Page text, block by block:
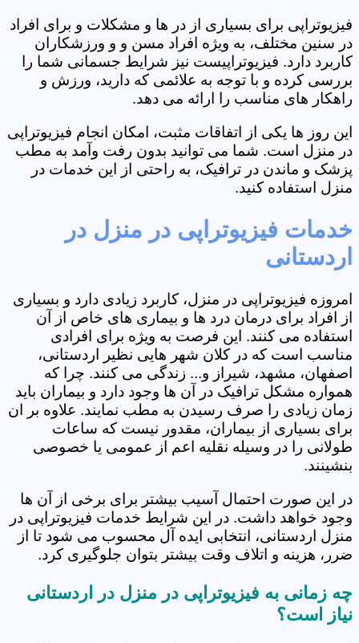
فیزیوتراپی برای بسیاری از در ها و مشکلات و برای افراد
در سنین مختلف، به ویژه افراد مسن و و ورزشکاران
کاربرد دارد. فیزیوتراپیست نیز شرایط جسمانی شما را
بررسی کرده و با توجه به علائمی که دارید، ورزش و
راهکار های مناسب را ارائه می دهد.
این روز ها یکی از اتفاقات مثبت، امکان انجام فیزیوتراپی
در منزل است. شما می توانید بدون رفت وآمد به مطب
پزشک و ماندن در ترافیک، به راحتی از این خدمات در
منزل استفاده کنید.
خدمات فیزیوتراپی در منزل در
اردستانی
امروزه فیزیوتراپی در منزل، کاربرد زیادی دارد و بسیاری
از افراد برای درمان درد ها و بیماری های خاص از آن
استفاده می کنند. این فرصت به ویژه برای افرادی
مناسب است که در کلان شهر هایی نظیر اردستانی،
اصفهان، مشهد، شیراز و... زندگی می کنند. چرا که
همواره مشکل ترافیک در آن ها وجود دارد و بیماران باید
زمان زیادی را صرف رسیدن به مطب نمایند. علاوه بر ان
برای بسیاری از بیماران، مقدور نیست که ساعات
طولانی را در وسیله نقلیه اعم از عمومی یا خصوصی
بنشینند.
در این صورت احتمال آسیب بیشتر برای برخی از آن ها
وجود خواهد داشت. در این شرایط خدمات فیزیوتراپی در
منزل اردستانی، انتخابی ایده آل محسوب می شود تا از
ضرر، هزینه و اتلاف وقت بیشتر بتوان جلوگیری کرد.
چه زمانی به فیزیوتراپی در منزل در اردستانی
نیاز است؟